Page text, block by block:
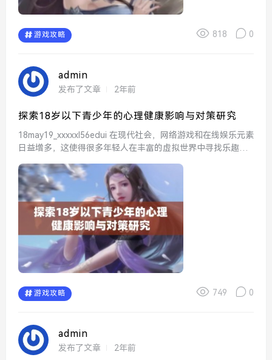
游戏攻略 818 0
admin
发布了文章 2年前
探索18岁以下青少年的心理健康影响与对策研究
18may19_xxxxxl56edui 在现代社会，网络游戏和在线娱乐元素
日益增多，这使得很多年轻人在丰富的虚拟世界中寻找乐趣。1
以在这里享...
游戏攻略 749 0
admin
发布了文章 2年前